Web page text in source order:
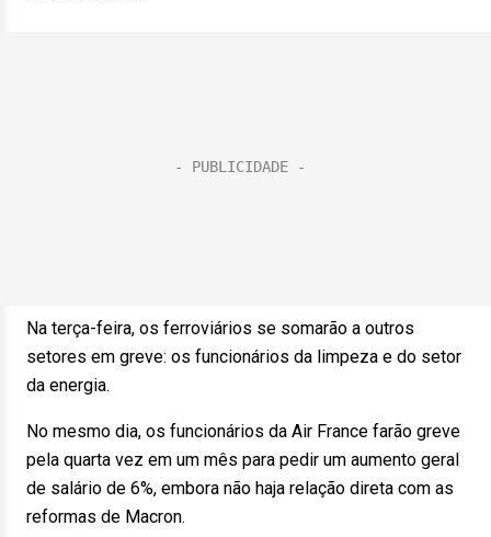
Na terça-feira, os ferroviários se somarão a outros
setores em greve: os funcionários da limpeza e do setor
da energia.
No mesmo dia, os funcionários da Air France farão greve
pela quarta vez em um mês para pedir um aumento geral
de salário de 6%, embora não haja relação direta com as
reformas de Macron.